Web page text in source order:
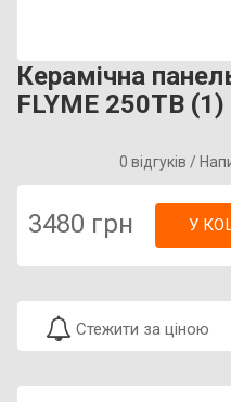
Керамічна
FLYME 250TB
0 відгуків /
3480 грн У
Стежити за ціною